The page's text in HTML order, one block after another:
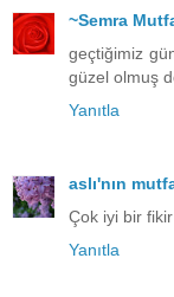
~Semra
geçtiğimiz
güzel olmuş
Yanıtla
aslı'nın
Çok iyi bir
Yanıtla